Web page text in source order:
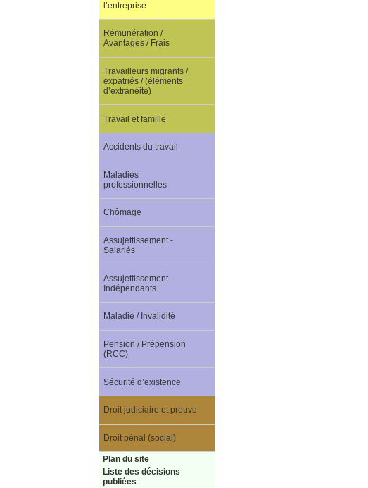
l’entreprise
Rémunération /
Avantages / Frais
Travailleurs migrants /
expatriés / (éléments
d’extranéité)
Travail et famille
Accidents du travail
Maladies
professionnelles
Chômage
Assujettissement -
Salariés
Assujettissement -
Indépendants
Maladie / Invalidité
Pension / Prépension
(RCC)
Sécurité d’existence
Droit judiciaire et preuve
Droit pénal (social)
Plan du site
Liste des décisions
publiées